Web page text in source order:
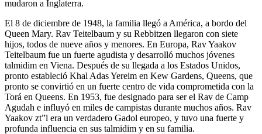
mudaron a Inglaterra.
El 8 de diciembre de 1948, la familia llegó a América, a bordo del
Queen Mary. Rav Teitelbaum y su Rebbitzen llegaron con siete
hijos, todos de nueve años y menores. En Europa, Rav Yaakov
Teitelbaum fue un fuerte agudista y desarrolló muchos jóvenes
talmidim en Viena. Después de su llegada a los Estados Unidos,
pronto estableció Khal Adas Yereim en Kew Gardens, Queens, que
pronto se convirtió en un fuerte centro de vida comprometida con la
Torá en Queens. En 1953, fue designado para ser el Rav de Camp
Agudah e influyó en miles de campistas durante muchos años. Rav
Yaakov zt”l era un verdadero Gadol europeo, y tuvo una fuerte y
profunda influencia en sus talmidim y en su familia.